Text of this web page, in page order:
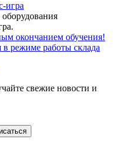
игра
окончанием обучения!
режиме работы склада
свежие новости и